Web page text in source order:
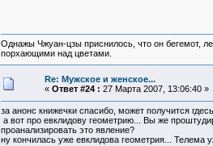
Однажы Чжуан-цзы приснилось, что он бегемот,
порхающими над цветами.
Re: Мужское и женское...
« Ответ #24 : 27 Марта 2007, 13:06:40 »
за анонс книжечки спасибо, может получится
а вот про евклидову геометрию... Вы же
проанализировать это явление?
ну кончилась уже евклидова геометрия... Телема